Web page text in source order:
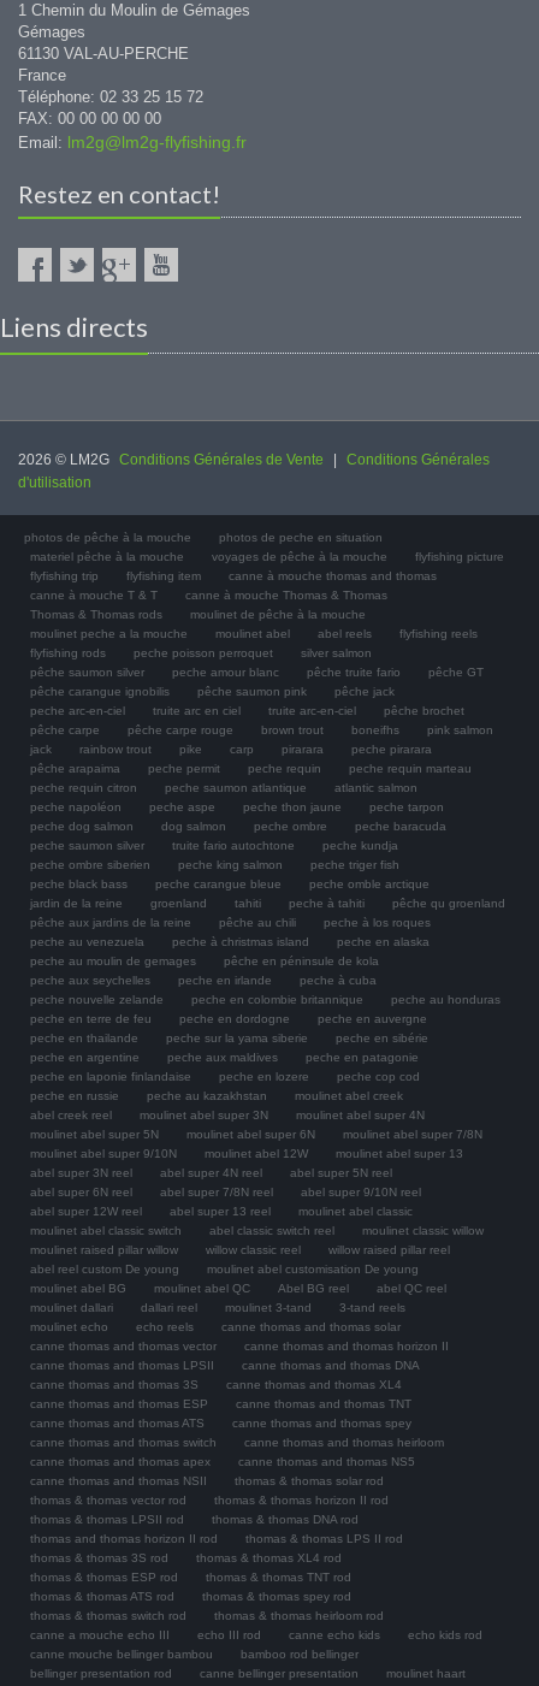
1 Chemin du Moulin de Gémages
Gémages
61130 VAL-AU-PERCHE
France
Téléphone: 02 33 25 15 72
FAX: 00 00 00 00 00
Email: lm2g@lm2g-flyfishing.fr
Restez en contact!
Liens directs
2026 © LM2G Conditions Générales de Vente
Conditions Générales
d'utilisation
photos de pêche à la mouche
photos de peche en situation
materiel pêche à la mouche
voyages de pêche à la mouche
flyfishing picture
flyfishing trip
flyfishing item
canne à mouche thomas and thomas
canne à mouche T & T
canne à mouche Thomas & Thomas
Thomas & Thomas rods
moulinet de pêche à la mouche
moulinet peche a la mouche
moulinet abel abel reels
flyfishing reels
flyfishing rods
peche poisson perroquet
silver salmon
pêche saumon silver
peche amour blanc pêche truite fario
pêche GT
pêche carangue ignobilis
pêche saumon pink
pêche jack
peche arc-en-ciel
truite arc en ciel truite arc-en-ciel
pêche brochet
pêche carpe
pêche carpe rouge brown trout boneifhs
pink salmon
jack
rainbow trout pike carp pirarara
peche pirarara
pêche arapaima
peche permit peche requin
peche requin marteau
peche requin citron
peche saumon atlantique
atlantic salmon
peche napoléon
peche aspe peche thon jaune
peche tarpon
peche dog salmon
dog salmon peche ombre
peche baracuda
peche saumon silver
truite fario autochtone
peche kundja
peche ombre siberien
peche king salmon
peche triger fish
peche black bass
peche carangue bleue
peche omble arctique
jardin de la reine
groenland tahiti peche à tahiti
pêche qu groenland
pêche aux jardins de la reine
pêche au chili
peche à los roques
peche au venezuela
peche à christmas island
peche en alaska
peche au moulin de gemages
pêche en péninsule de kola
peche aux seychelles
peche en irlande
peche à cuba
peche nouvelle zelande
peche en colombie britannique
peche au honduras
peche en terre de feu
peche en dordogne
peche en auvergne
peche en thailande
peche sur la yama siberie
peche en sibérie
peche en argentine
peche aux maldives
peche en patagonie
peche en laponie finlandaise
peche en lozere
peche cop cod
peche en russie
peche au kazakhstan
moulinet abel creek
abel creek reel
moulinet abel super 3N
moulinet abel super 4N
moulinet abel super 5N
moulinet abel super 6N
moulinet abel super 7/8N
moulinet abel super 9/10N
moulinet abel 12W
moulinet abel super 13
abel super 3N reel
abel super 4N reel
abel super 5N reel
abel super 6N reel
abel super 7/8N reel
abel super 9/10N reel
abel super 12W reel
abel super 13 reel
moulinet abel classic
moulinet abel classic switch
abel classic switch reel
moulinet classic willow
moulinet raised pillar willow
willow classic reel
willow raised pillar reel
abel reel custom De young
moulinet abel customisation De young
moulinet abel BG
moulinet abel QC Abel BG reel
abel QC reel
moulinet dallari
dallari reel moulinet 3-tand
3-tand reels
moulinet echo
echo reels
canne thomas and thomas solar
canne thomas and thomas vector
canne thomas and thomas horizon II
canne thomas and thomas LPSII
canne thomas and thomas DNA
canne thomas and thomas 3S
canne thomas and thomas XL4
canne thomas and thomas ESP
canne thomas and thomas TNT
canne thomas and thomas ATS
canne thomas and thomas spey
canne thomas and thomas switch
canne thomas and thomas heirloom
canne thomas and thomas apex
canne thomas and thomas NS5
canne thomas and thomas NSII
thomas & thomas solar rod
thomas & thomas vector rod
thomas & thomas horizon II rod
thomas & thomas LPSII rod
thomas & thomas DNA rod
thomas and thomas horizon II rod
thomas & thomas LPS II rod
thomas & thomas 3S rod
thomas & thomas XL4 rod
thomas & thomas ESP rod
thomas & thomas TNT rod
thomas & thomas ATS rod
thomas & thomas spey rod
thomas & thomas switch rod
thomas & thomas heirloom rod
canne a mouche echo III
echo III rod canne echo kids
echo kids rod
canne mouche bellinger bambou
bamboo rod bellinger
bellinger presentation rod
canne bellinger presentation moulinet haart